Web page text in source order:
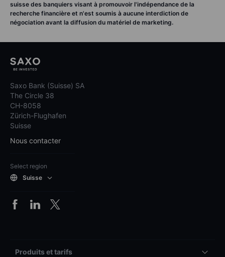
suisse des banquiers visant à promouvoir l'indépendance de la
recherche financière et n'est soumis à aucune interdiction de
négociation avant la diffusion du matériel de marketing.
Saxo Bank (Suisse) SA
The Circle 38
CH-8058
Zürich-Flughafen
Suisse
Nous contacter
Select region
Suisse
Produits et tarifs